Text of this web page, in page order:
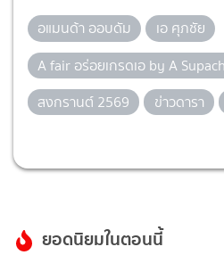
อแมนด้า ออบดัม
เอ ศุภชัย
A fair อร่อยเกรดเอ by A
สงกรานต์ 2569
ข่าวดารา
ยอดนิยมในตอนนี้